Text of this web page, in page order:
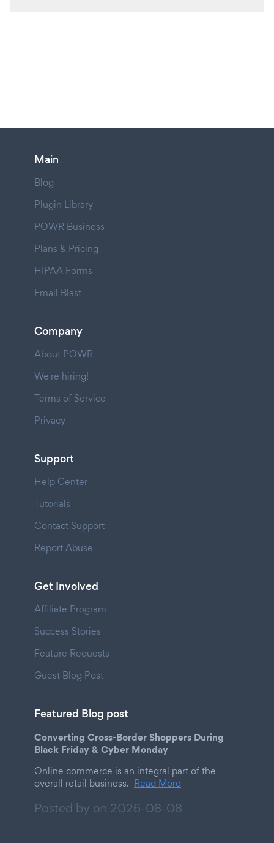
Main
Blog
Plugin Library
POWR Business
Plans & Pricing
HIPAA Forms
Email Blast
Company
About POWR
We're hiring!
Terms of Service
Privacy
Support
Help Center
Tutorials
Contact Support
Report Abuse
Get Involved
Affiliate Program
Success Stories
Feature Requests
Guest Blog Post
Featured Blog post
Converting Cross-Border Shoppers During
Black Friday & Cyber Monday
Online commerce is an integral part of the
overall retail business. Read More
Posted by on 2026-08-08